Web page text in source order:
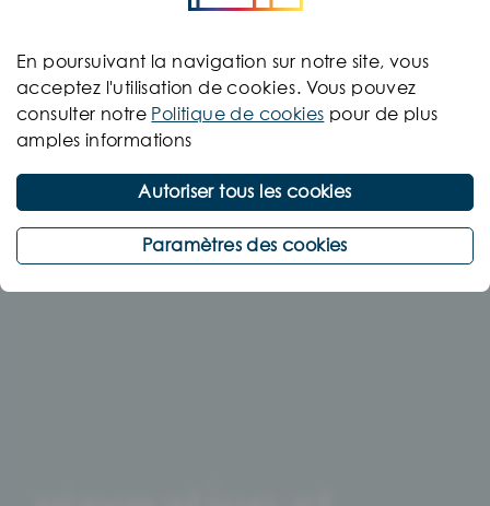
En poursuivant la navigation sur notre site, vous
acceptez l'utilisation decookies. Vous pouvez
consulter notre Politique de cookies pour de plus
amples informations
Autoriser tous les cookies
Paramètres des cookies
©BOEN